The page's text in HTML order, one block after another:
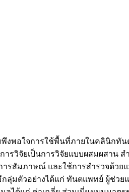
พอใจการใช้พื้นที่ภายในคลินิกทัน
วิจัยเป็นการวิจัยแบบผสมผสาน ส
สัมภาษณ์ และใช้การสำรวจด้วย
มตัวอย่างได้แก่ ทันตแพทย์ ผู้ช่วย